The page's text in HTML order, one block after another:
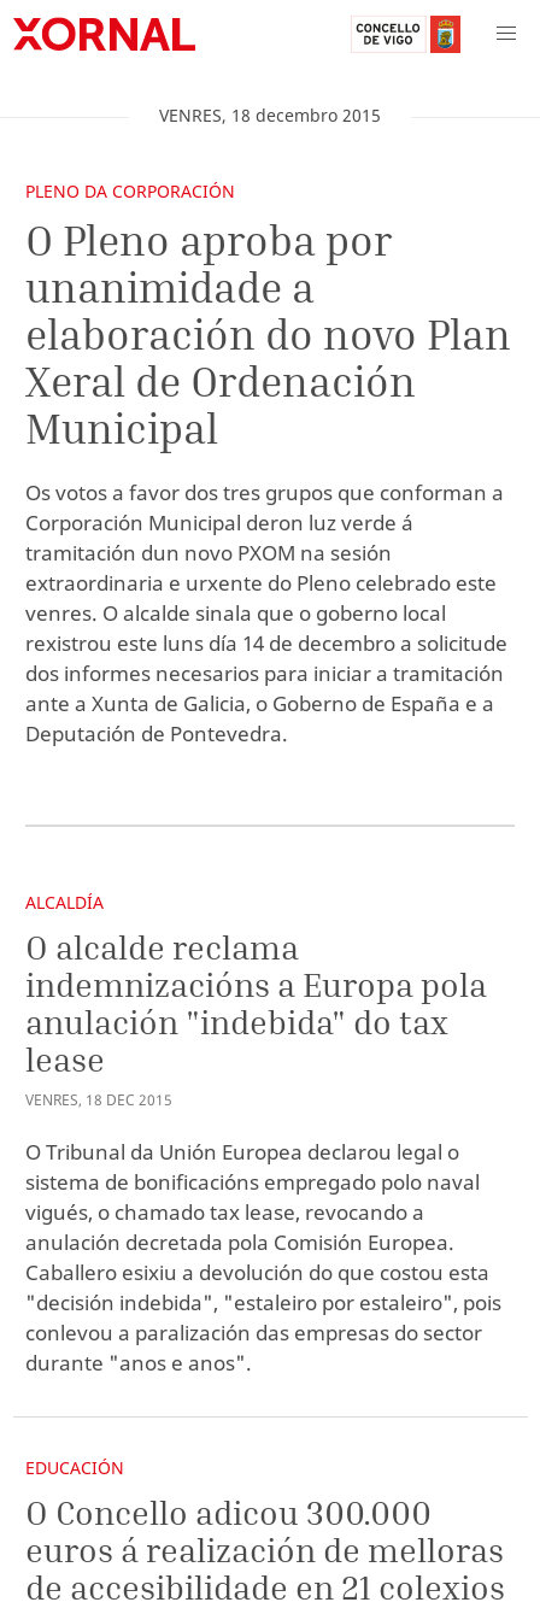
VENRES, 18 decembro 2015
PLENO DA CORPORACIÓN
O Pleno aproba por
unanimidade a
elaboración do novo Plan
Xeral de Ordenación
Municipal
Os votos a favor dos tres grupos que conforman a
Corporación Municipal deron luz verde á
tramitación dun novo PXOM na sesión
extraordinaria e urxente do Pleno celebrado este
venres. O alcalde sinala que o goberno local
rexistrou este luns día 14 de decembro a solicitude
dos informes necesarios para iniciar a tramitación
ante a Xunta de Galicia, o Goberno de España e a
Deputación de Pontevedra.
ALCALDÍA
O alcalde reclama
indemnizacións a Europa pola
anulación "indebida" do tax
lease
VENRES, 18 DEC 2015
O Tribunal da Unión Europea declarou legal o
sistema de bonificacións empregado polo naval
vigués, o chamado tax lease, revocando a
anulación decretada pola Comisión Europea.
Caballero esixiu a devolución do que costou esta
"decisión indebida", "estaleiro por estaleiro", pois
conlevou a paralización das empresas do sector
durante "anos e anos".
EDUCACIÓN
O Concello adicou 300.000
euros á realización de melloras
de accesibilidade en 21 colexios